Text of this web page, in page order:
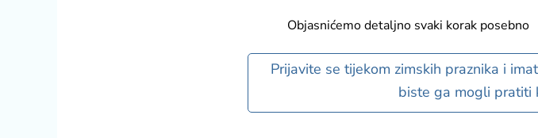
Objasnićemo detaljno svaki korak posebno
Prijavite se tijekom zimskih praznika i
biste ga mogli pratiti